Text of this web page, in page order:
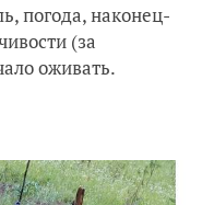
погода, наконец-
(за
оживать.